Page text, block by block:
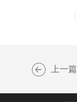
上一篇